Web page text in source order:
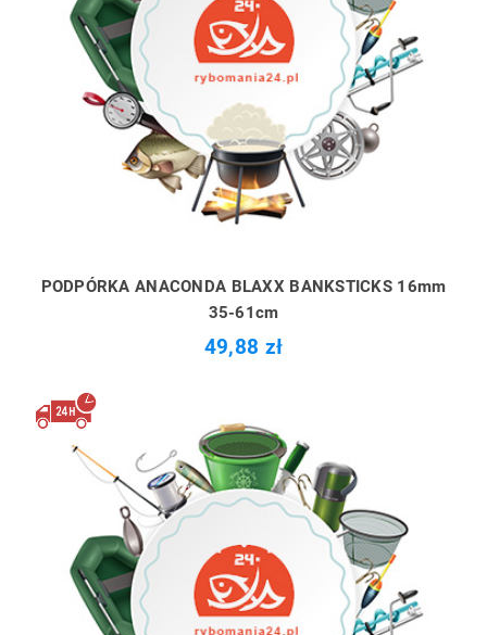
PODPÓRKA ANACONDA BLAXX BANKSTICKS 16mm
35-61cm
49,88 zł